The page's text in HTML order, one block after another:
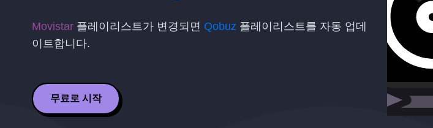
Movistar 플레이리스트가 변경되면 Qobuz 플레이리스트를 자동 업데
이트합니다.
무료로 시작